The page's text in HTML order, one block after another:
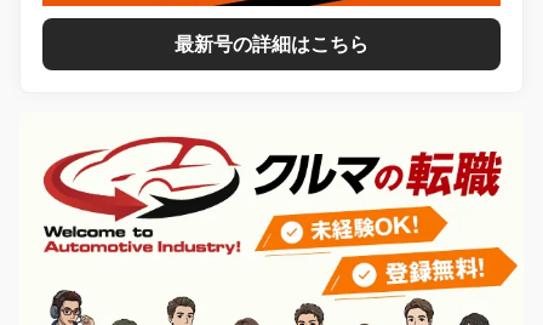
最新号の詳細はこちら